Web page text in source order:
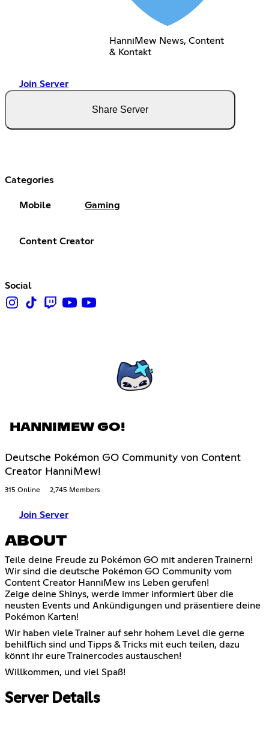
HanniMew News, Content
& Kontakt
Join Server
Share Server
Categories
Mobile Gaming
Content Creator
Social
HANNIMEW GO!
Deutsche Pokémon GO Community von Content
Creator HanniMew!
315 Online 2,745 Members
Join Server
ABOUT
Teile deine Freude zu Pokémon GO mit anderen Trainern!
Wir sind die deutsche Pokémon GO Community vom
Content Creator HanniMew ins Leben gerufen!
Zeige deine Shinys, werde immer informiert über die
neusten Events und Ankündigungen und präsentiere deine
Pokémon Karten!
Wir haben viele Trainer auf sehr hohem Level die gerne
behilflich sind und Tipps & Tricks mit euch teilen, dazu
könnt ihr eure Trainercodes austauschen!
Willkommen, und viel Spaß!
Server Details